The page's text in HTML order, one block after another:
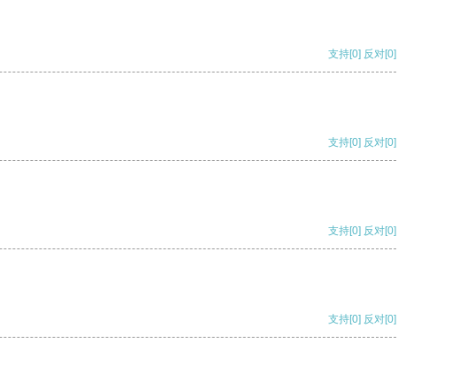
支持[0] 反对[0]
支持[0] 反对[0]
支持[0] 反对[0]
支持[0] 反对[0]